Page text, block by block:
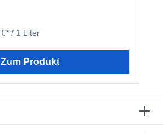
Silikon von Kimtec weist
und UV-Beständigkeit
/ 1 Liter
Zum Produkt